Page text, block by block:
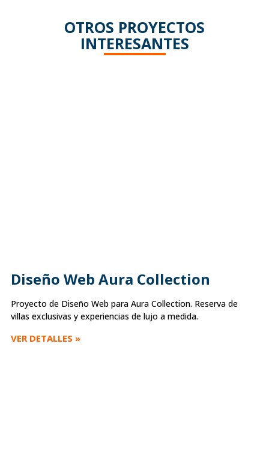
OTROS PROYECTOS
INTERESANTES
Diseño Web Aura Collection
Proyecto de Diseño Web para Aura Collection. Reserva de
villas exclusivas y experiencias de lujo a medida.
VER DETALLES »